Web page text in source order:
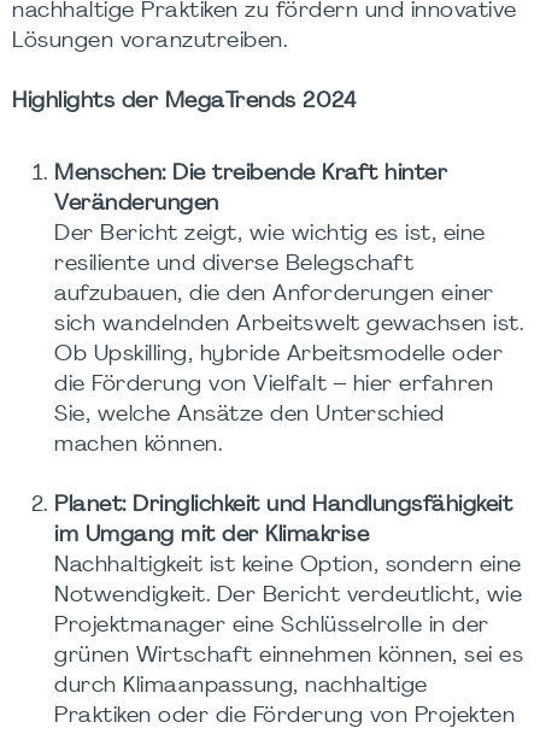
nachhaltige Praktiken zu fördern und innovative
Lösungen voranzutreiben.
Highlights der MegaTrends 2024
Menschen: Die treibende Kraft hinter
Veränderungen
Der Bericht zeigt, wie wichtig es ist, eine
resiliente und diverse Belegschaft
aufzubauen, die den Anforderungen einer
sich wandelnden Arbeitswelt gewachsen ist.
Ob Upskilling, hybride Arbeitsmodelle oder
die Förderung von Vielfalt – hier erfahren
Sie, welche Ansätze den Unterschied
machen können.
Planet: Dringlichkeit und Handlungsfähigkeit
im Umgang mit der Klimakrise
Nachhaltigkeit ist keine Option, sondern eine
Notwendigkeit. Der Bericht verdeutlicht, wie
Projektmanager eine Schlüsselrolle in der
grünen Wirtschaft einnehmen können, sei es
durch Klimaanpassung, nachhaltige
Praktiken oder die Förderung von Projekten